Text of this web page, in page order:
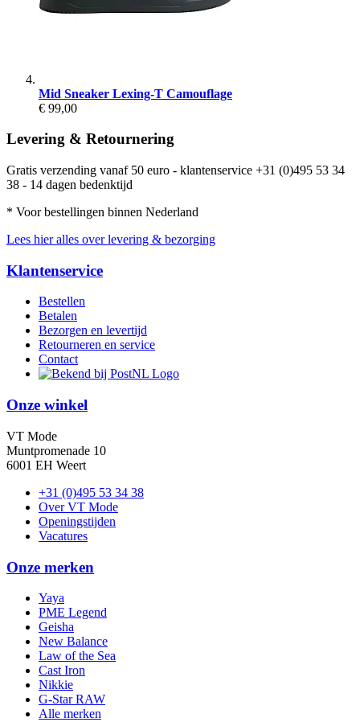
Mid Sneaker Lexing-T Camouflage
€ 99,00
Levering & Retournering
Gratis verzending vanaf 50 euro - klantenservice +31 (0)495 53 34
38 - 14 dagen bedenktijd
* Voor bestellingen binnen Nederland
Lees hier alles over levering & bezorging
Klantenservice
Bestellen
Betalen
Bezorgen en levertijd
Retourneren en service
Contact
Onze winkel
VT Mode
Muntpromenade 10
6001 EH Weert
+31 (0)495 53 34 38
Over VT Mode
Openingstijden
Vacatures
Onze merken
Yaya
PME Legend
Geisha
New Balance
Law of the Sea
Cast Iron
Nikkie
G-Star RAW
Alle merken